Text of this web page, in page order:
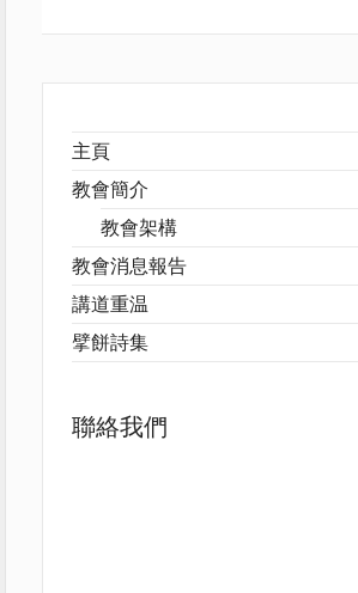
主頁
教會簡介
教會架構
教會消息報告
講道重温
擘餅詩集
聯絡我們